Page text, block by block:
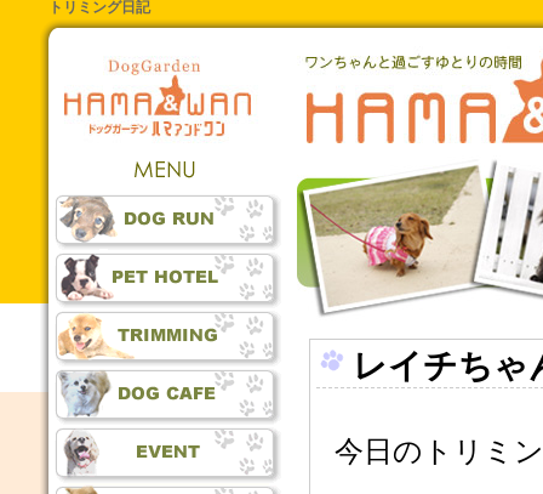
トリミング日記
レイチちゃ
今日のトリミ